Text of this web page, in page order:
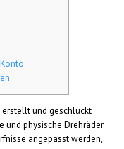
und geschluckt
physische Drehräder.
angepasst werden,